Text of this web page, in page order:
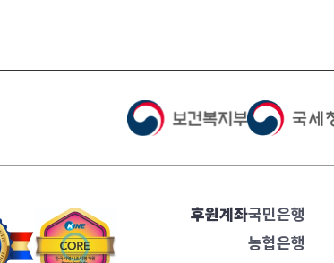
후원계좌국민은행
농협은행